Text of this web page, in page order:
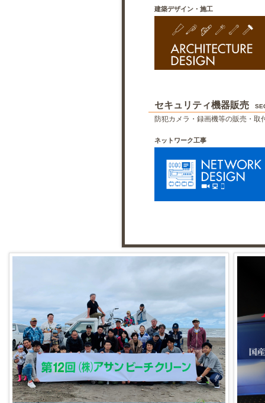
建築デザイン・施工
セキュリティ機器販売
防犯カメラ・録画機等の販売・取
ネットワーク工事